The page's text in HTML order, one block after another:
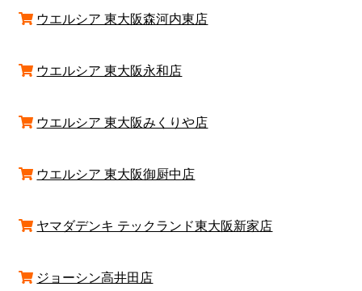
ウエルシア 東大阪森河内東店
ウエルシア 東大阪永和店
ウエルシア 東大阪みくりや店
ウエルシア 東大阪御厨中店
ヤマダデンキ テックランド東大阪新家店
ジョーシン高井田店